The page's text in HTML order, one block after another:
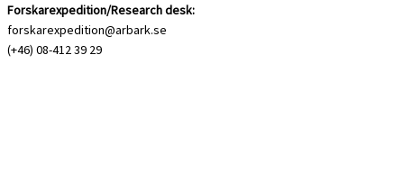
Forskarexpedition/Research desk:
forskarexpedition@arbark.se
(+46) 08-412 39 29